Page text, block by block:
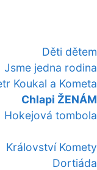
Děti dětem
Jsme jedna rodina
Koukal a Kometa
Chlapi ŽENÁM
Hokejová tombola
Království Komety
Dortiáda